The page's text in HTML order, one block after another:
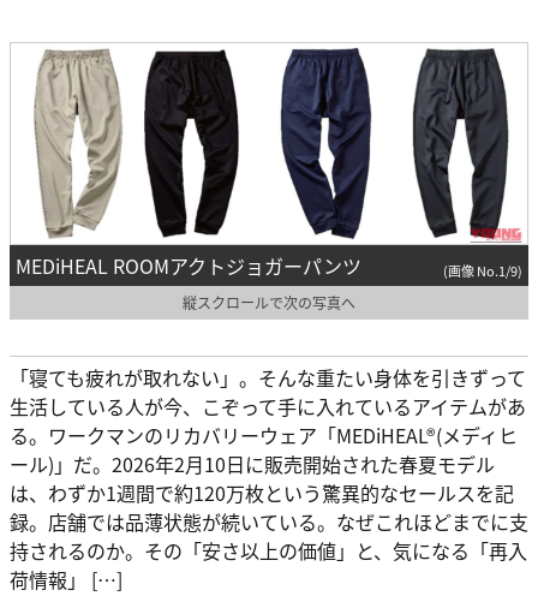
MEDiHEAL ROOMアクトジョガーパンツ (画像 No.1/9)
縦スクロールで次の写真へ
「寝ても疲れが取れない」。そんな重たい身体を引きずって
生活している人が今、こぞって手に入れているアイテムがあ
る。ワークマンのリカバリーウェア「MEDiHEAL®(メディヒ
ール)」だ。2026年2月10日に販売開始された春夏モデル
は、わずか1週間で約120万枚という驚異的なセールスを記
録。店舗では品薄状態が続いている。なぜこれほどまでに支
持されるのか。その「安さ以上の価値」と、気になる「再入
荷情報」 […]